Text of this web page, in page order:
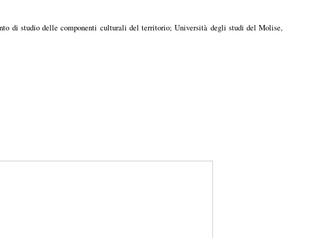
di studio delle componenti culturali del territorio; Università degli studi del Molise,